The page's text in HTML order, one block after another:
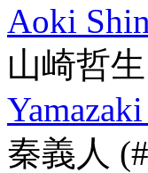
Aoki
山崎哲生
秦義人